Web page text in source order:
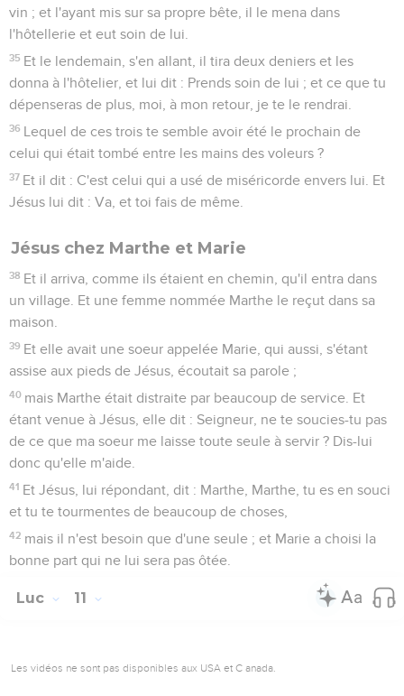
vin ; et l'ayant mis sur sa propre bête, il le mena dans
l'hôtellerie et eut soin de lui.
35 Et le lendemain, s'en allant, il tira deux deniers et les
donna à l'hôtelier, et lui dit : Prends soin de lui ; et ce que tu
dépenseras de plus, moi, à mon retour, je te le rendrai.
36 Lequel de ces trois te semble avoir été le prochain de
celui qui était tombé entre les mains des voleurs ?
37 Et il dit : C'est celui qui a usé de miséricorde envers lui. Et
Jésus lui dit : Va, et toi fais de même.
Jésus chez Marthe et Marie
38 Et il arriva, comme ils étaient en chemin, qu'il entra dans
un village. Et une femme nommée Marthe le reçut dans sa
maison.
39 Et elle avait une soeur appelée Marie, qui aussi, s'étant
assise aux pieds de Jésus, écoutait sa parole ;
40 mais Marthe était distraite par beaucoup de service. Et
étant venue à Jésus, elle dit : Seigneur, ne te soucies-tu pas
de ce que ma soeur me laisse toute seule à servir ? Dis-lui
donc qu'elle m'aide.
41 Et Jésus, lui répondant, dit : Marthe, Marthe, tu es en souci
et tu te tourmentes de beaucoup de choses,
42 mais il n'est besoin que d'une seule ; et Marie a choisi la
bonne part qui ne lui sera pas ôtée.
Luc 11
Les vidéos ne sont pas disponibles aux USA et C anada.